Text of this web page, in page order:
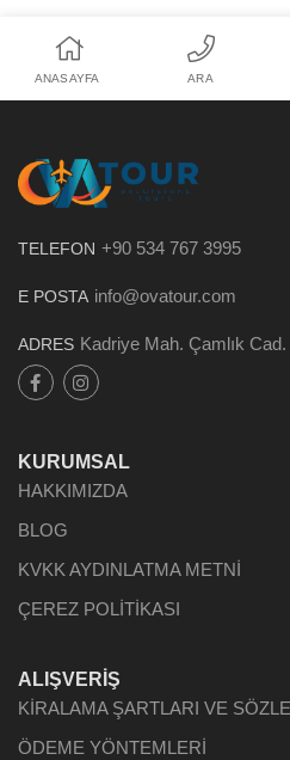
ANASAYFA ARA
TELEFON +90 534 767 3995
E POSTA info@ovatour.com
ADRES Kadriye Mah. Çamlık
KURUMSAL
HAKKIMIZDA
BLOG
KVKK AYDINLATMA METNİ
ÇEREZ POLİTİKASI
ALIŞVERİŞ
KİRALAMA ŞARTLARI VE
ÖDEME YÖNTEMLERİ